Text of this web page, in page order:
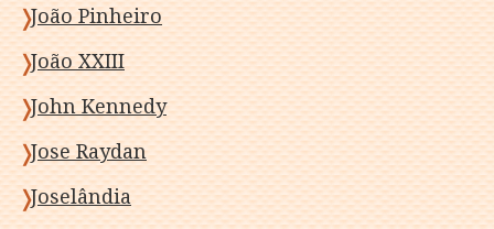
João Pinheiro
João XXIII
John Kennedy
Jose Raydan
Joselândia